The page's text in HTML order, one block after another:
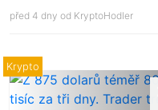
před 4 dny od KryptoHodler
Krypto